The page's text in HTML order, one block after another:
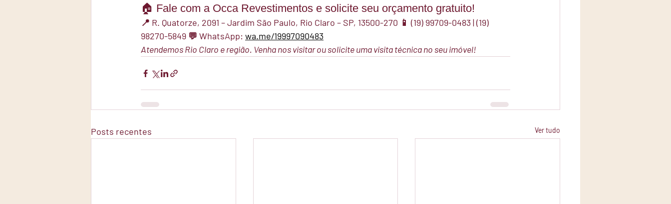
🏠 Fale com a Occa Revestimentos e solicite seu orçamento gratuito!
📍 R. Quatorze, 2091 – Jardim São Paulo, Rio Claro – SP, 13500-270 📱 (19) 99709-0483 | (19)
98270-5849 💬 WhatsApp: wa.me/19997090483
Atendemos Rio Claro e região. Venha nos visitar ou solicite uma visita técnica no seu imóvel!
Posts recentes Ver tudo